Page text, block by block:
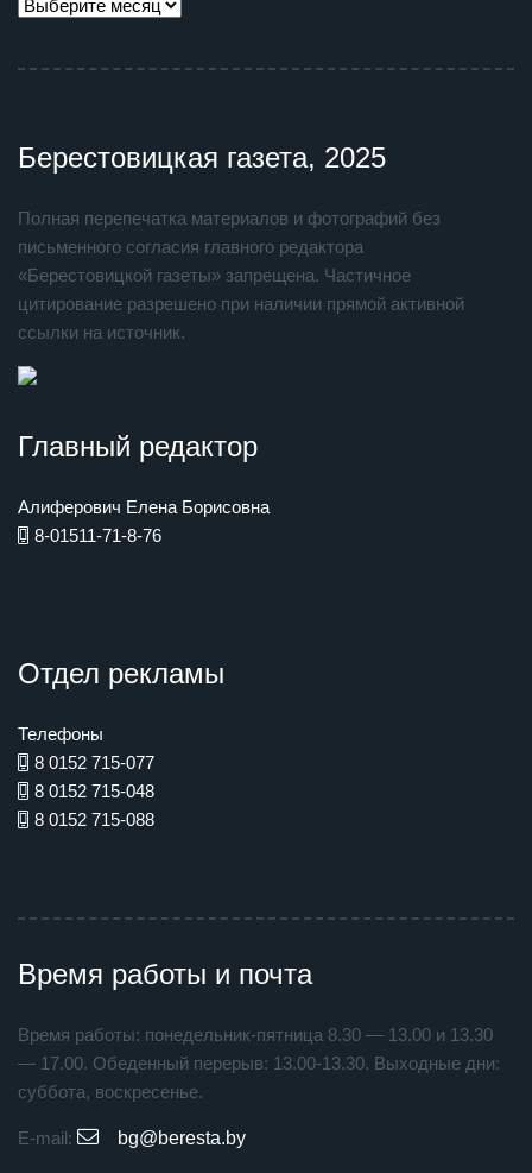
Берестовицкая газета, 2025
Полная перепечатка материалов и фотографий без
письменного согласия главного редактора
«Берестовицкой газеты» запрещена. Частичное
цитирование разрешено при наличии прямой активной
ссылки на источник.
Главный редактор
Алиферович Елена Борисовна
8-01511-71-8-76
Отдел рекламы
Телефоны
8 0152 715-077
8 0152 715-048
8 0152 715-088
Время работы и почта
Время работы: понедельник-пятница 8.30 — 13.00 и 13.30
— 17.00. Обеденный перерыв: 13.00-13.30. Выходные дни:
суббота, воскресенье.
E-mail: bg@beresta.by